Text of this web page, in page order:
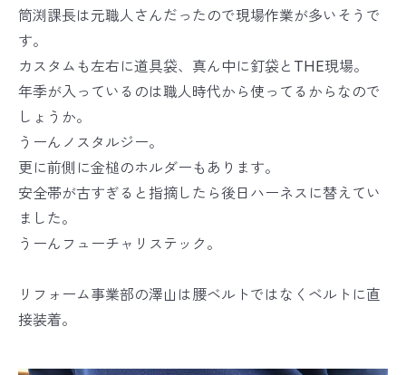
筒渕課長は元職人さんだったので現場作業が多いそうで
す。
カスタムも左右に道具袋、真ん中に釘袋とTHE現場。
年季が入っているのは職人時代から使ってるからなので
しょうか。
うーんノスタルジー。
更に前側に金槌のホルダーもあります。
安全帯が古すぎると指摘したら後日ハーネスに替えてい
ました。
うーんフューチャリステック。
リフォーム事業部の澤山は腰ベルトではなくベルトに直
接装着。